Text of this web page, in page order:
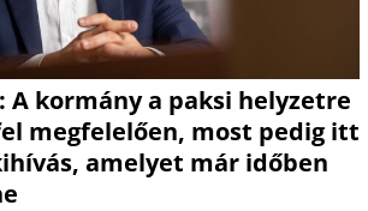
A kormány a paksi helyzetre
megfelelően, most pedig itt
amelyet már időben